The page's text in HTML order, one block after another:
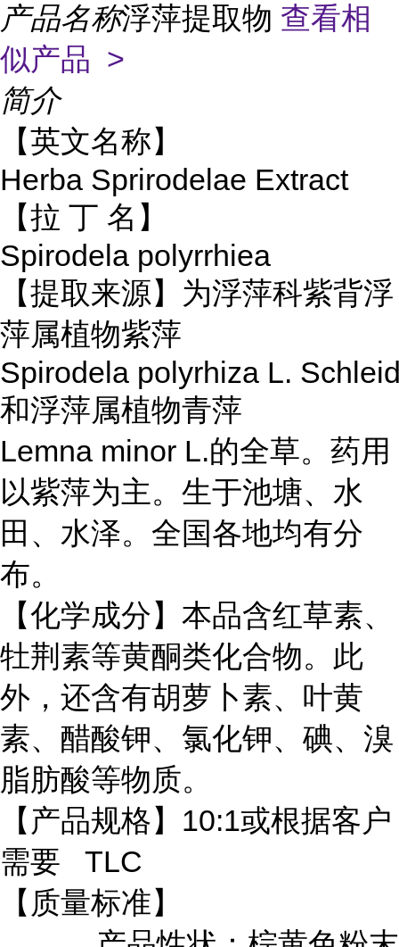
产品名称浮萍提取物 查看相
似产品 >
简介
【英文名称】
Herba Sprirodelae Extract
【拉 丁 名】
Spirodela polyrrhiea
【提取来源】为浮萍科紫背浮
萍属植物紫萍
Spirodela polyrhiza L.
和浮萍属植物青萍
Lemna minor L.的全草。药用
以紫萍为主。生于池塘、水
田、水泽。全国各地均有分
布。
【化学成分】本品含红草素、
牡荆素等黄酮类化合物。此
外，还含有胡萝卜素、叶黄
素、醋酸钾、氯化钾、碘、溴
脂肪酸等物质。
【产品规格】10:1或根据客户
需要 TLC
【质量标准】